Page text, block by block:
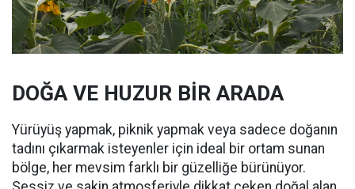
DOĞA VE HUZUR BİR ARADA
Yürüyüş yapmak, piknik yapmak veya sadece doğanın
tadını çıkarmak isteyenler için ideal bir ortam sunan
bölge, her mevsim farklı bir güzelliğe bürünüyor.